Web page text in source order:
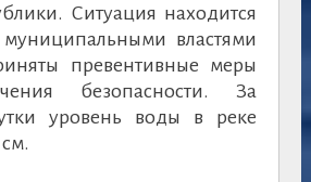
Ситуация находится
муниципальными властями
превентивные меры
безопасности. За
уровень воды в реке